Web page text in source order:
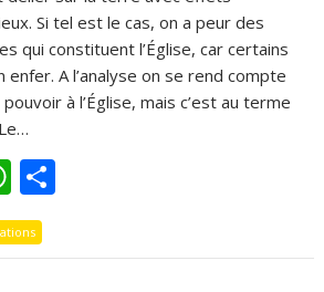
Si tel est le cas, on a peur des
qui constituent l’Église, car certains
enfer. A l’analyse on se rend compte
à l’Église, mais c’est au terme
W
h
at ta